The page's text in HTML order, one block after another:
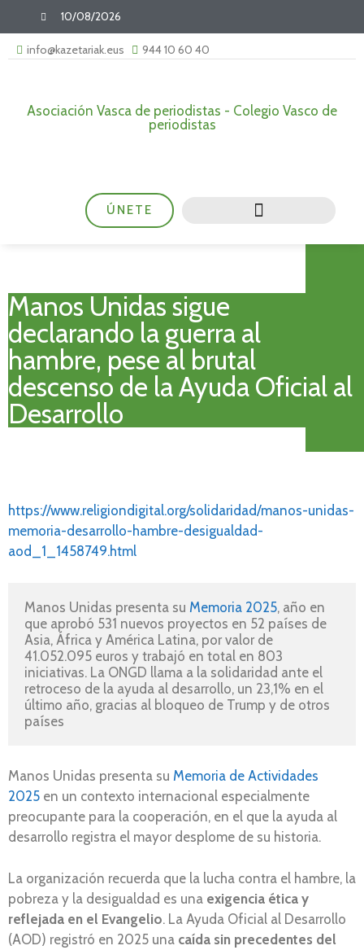
10/08/2026
info@kazetariak.eus 944 10 60 40
Asociación Vasca de periodistas - Colegio Vasco de
periodistas
ÚNETE
Manos Unidas sigue
declarando la guerra al
hambre, pese al brutal
descenso de la Ayuda Oficial al
Desarrollo
https://www.religiondigital.org/solidaridad/manos-unidas-
memoria-desarrollo-hambre-desigualdad-
aod_1_1458749.html
Manos Unidas presenta su Memoria 2025, año en
que aprobó 531 nuevos proyectos en 52 países de
Asia, África y América Latina, por valor de
41.052.095 euros y trabajó en total en 803
iniciativas. La ONGD llama a la solidaridad ante el
retroceso de la ayuda al desarrollo, un 23,1% en el
último año, gracias al bloqueo de Trump y de otros
países
Manos Unidas presenta su Memoria de Actividades
2025 en un contexto internacional especialmente
preocupante para la cooperación, en el que la ayuda al
desarrollo registra el mayor desplome de su historia.
La organización recuerda que la lucha contra el hambre, la
pobreza y la desigualdad es una exigencia ética y
reflejada en el Evangelio. La Ayuda Oficial al Desarrollo
(AOD) registró en 2025 una caída sin precedentes del